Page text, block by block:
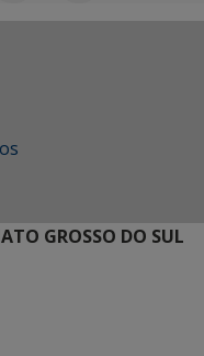
GROSSO DO SUL